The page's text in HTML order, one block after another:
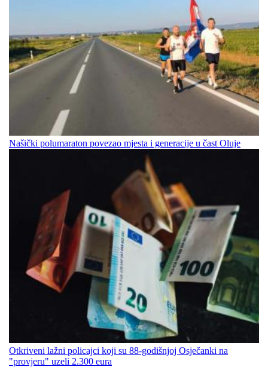
Našički polumaraton povezao mjesta i generacije u čast Oluje
Otkriveni lažni policajci koji su 88-godišnjoj Osječanki na
"provjeru" uzeli 2.300 eura